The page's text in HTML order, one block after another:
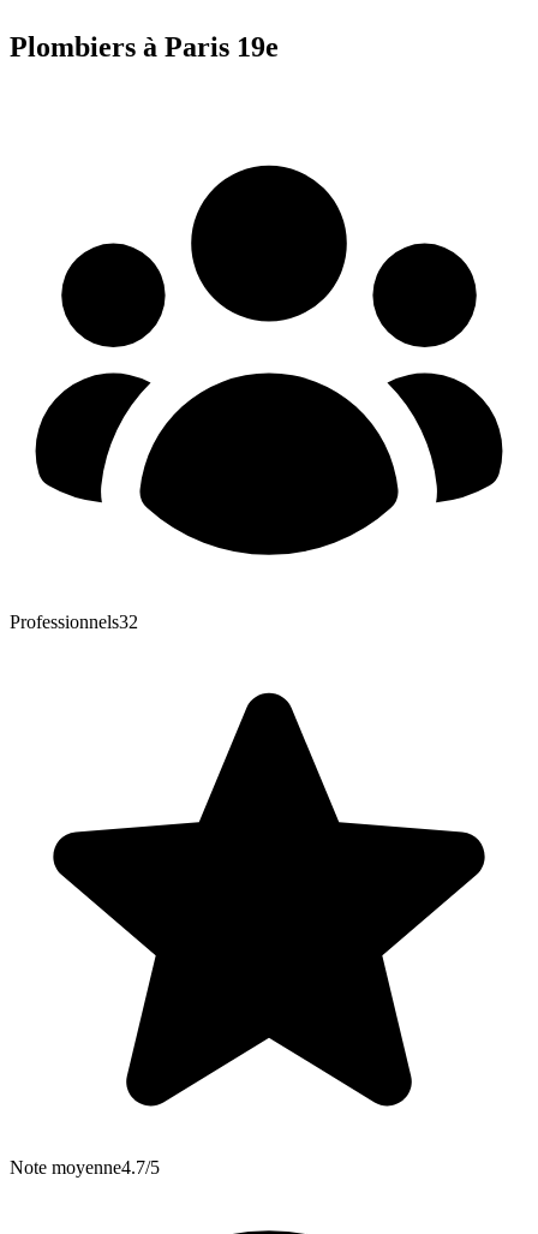
Plombiers à Paris 19e
Professionnels32
Note moyenne4.7/5